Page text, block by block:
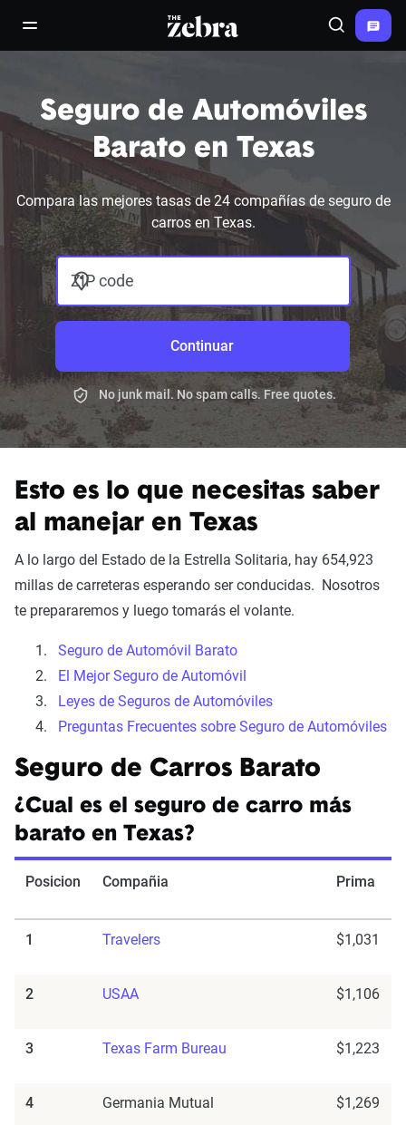
open/close navigation menuThe Zebra® Search
Seguro de Automóviles
Barato en Texas
Compara las mejores tasas de 24 compañías de seguro de
carros en Texas.
ZIP code
Continuar
No junk mail. No spam calls. Free quotes.
Esto es lo que necesitas saber
al manejar en Texas
A lo largo del Estado de la Estrella Solitaria, hay 654,923
millas de carreteras esperando ser conducidas. Nosotros
te prepararemos y luego tomarás el volante.
Seguro de Automóvil Barato
El Mejor Seguro de Automóvil
Leyes de Seguros de Automóviles
Preguntas Frecuentes sobre Seguro de Automóviles
Seguro de Carros Barato
¿Cual es el seguro de carro más
barato en Texas?
Posicion Compañia Prima
1 Travelers $1,031
2 USAA $1,106
3 Texas Farm Bureau $1,223
4 Germania Mutual $1,269